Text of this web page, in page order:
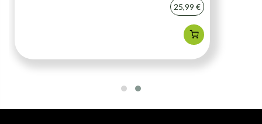
25,99 €